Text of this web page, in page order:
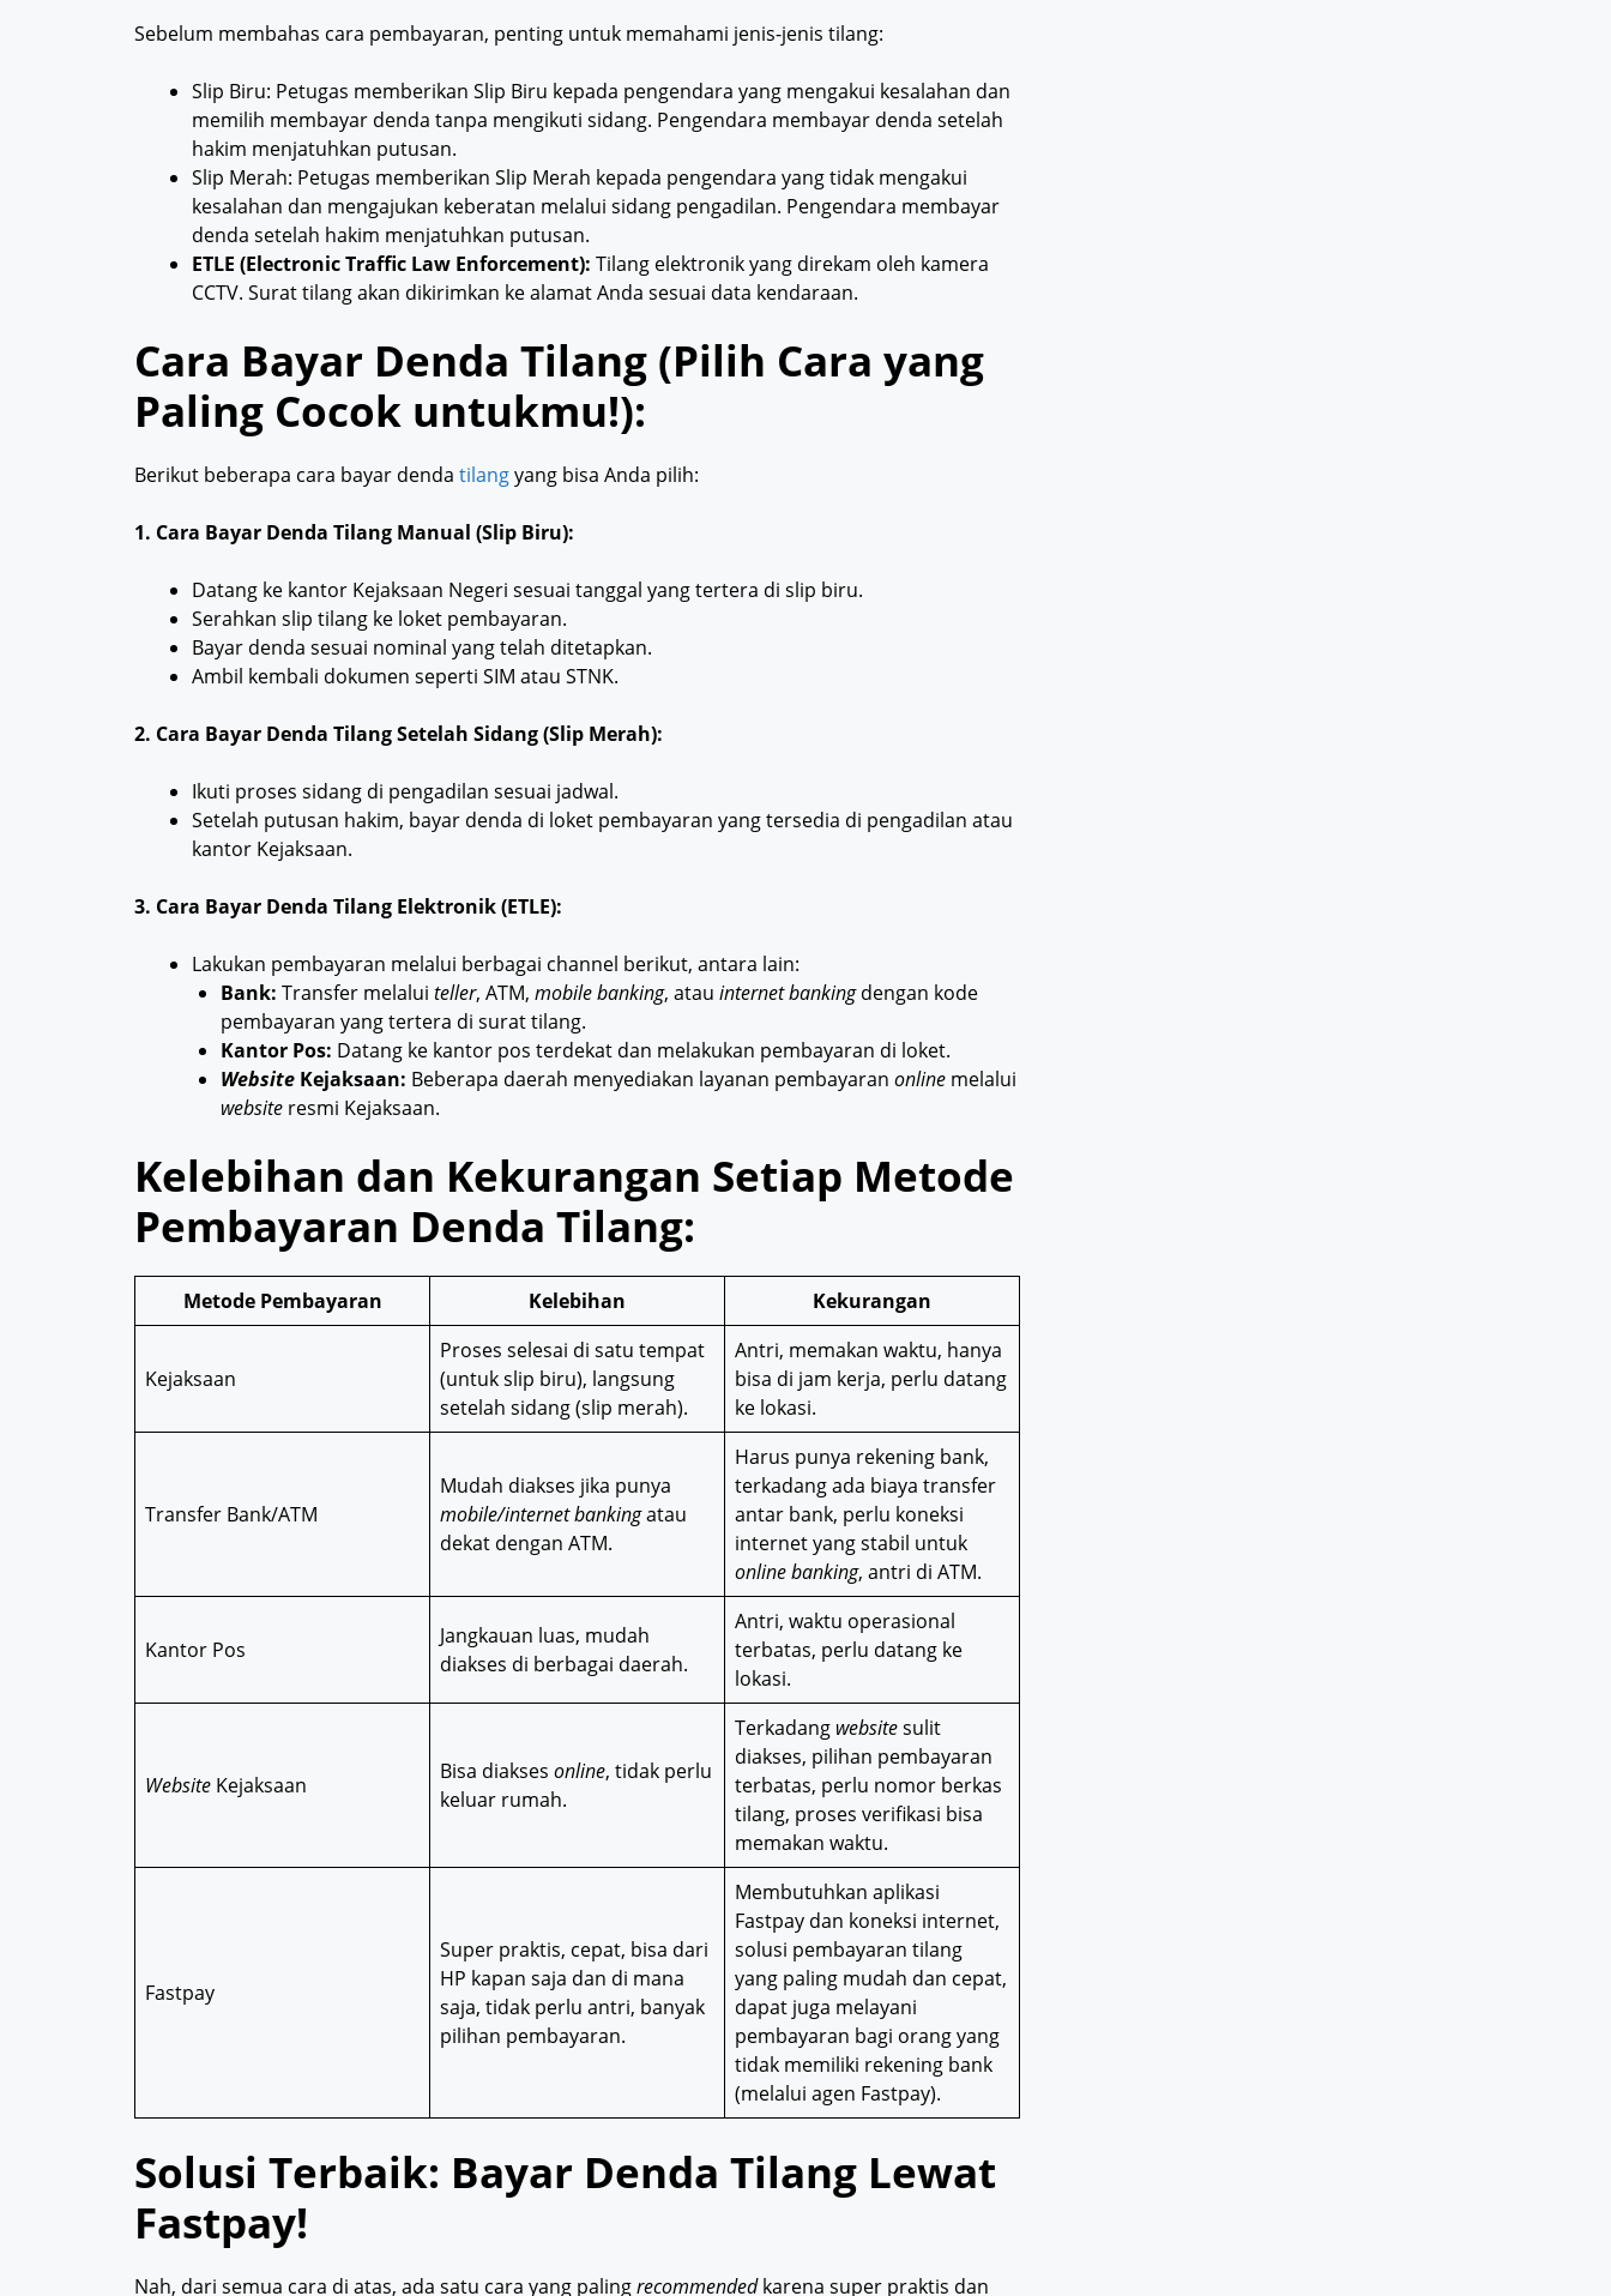
Sebelum membahas cara pembayaran, penting untuk memahami jenis-jenis tilang:
Slip Biru: Petugas memberikan Slip Biru kepada pengendara yang mengakui kesalahan dan
memilih membayar denda tanpa mengikuti sidang. Pengendara membayar denda setelah
hakim menjatuhkan putusan.
Slip Merah: Petugas memberikan Slip Merah kepada pengendara yang tidak mengakui
kesalahan dan mengajukan keberatan melalui sidang pengadilan. Pengendara membayar
denda setelah hakim menjatuhkan putusan.
ETLE (Electronic Traffic Law Enforcement): Tilang elektronik yang direkam oleh kamera
CCTV. Surat tilang akan dikirimkan ke alamat Anda sesuai data kendaraan.
Cara Bayar Denda Tilang (Pilih Cara yang
Paling Cocok untukmu!):
Berikut beberapa cara bayar denda tilangyang bisa Anda pilih:
1. Cara Bayar Denda Tilang Manual (Slip Biru):
Datang ke kantor Kejaksaan Negeri sesuai tanggal yang tertera di slip biru.
Serahkan slip tilang ke loket pembayaran.
Bayar denda sesuai nominal yang telah ditetapkan.
Ambil kembali dokumen seperti SIM atau STNK.
2. Cara Bayar Denda Tilang Setelah Sidang (Slip Merah):
Ikuti proses sidang di pengadilan sesuai jadwal.
Setelah putusan hakim, bayar denda di loket pembayaran yang tersedia di pengadilan atau
kantor Kejaksaan.
3. Cara Bayar Denda Tilang Elektronik (ETLE):
Lakukan pembayaran melalui berbagai channel berikut, antara lain:
Bank: Transfer melalui teller, ATM, mobile banking, atau internet bankingdengan kode
pembayaran yang tertera di surat tilang.
Kantor Pos: Datang ke kantor pos terdekat dan melakukan pembayaran di loket.
Website Kejaksaan: Beberapa daerah menyediakan layanan pembayaran online melalui
website resmi Kejaksaan.
Kelebihan dan Kekurangan Setiap Metode
Pembayaran Denda Tilang:
Metode Pembayaran Kelebihan Kekurangan
Kejaksaan
Proses selesai di satu tempat
(untuk slip biru), langsung
setelah sidang (slip merah).
Antri, memakan waktu, hanya
bisa di jam kerja, perlu datang
ke lokasi.
Transfer Bank/ATM
Mudah diakses jika punya
mobile/internet bankingatau
dekat dengan ATM.
Harus punya rekening bank,
terkadang ada biaya transfer
antar bank, perlu koneksi
internet yang stabil untuk
online banking, antri di ATM.
Kantor Pos
Jangkauan luas, mudah
diakses di berbagai daerah.
Antri, waktu operasional
terbatas, perlu datang ke
lokasi.
Website Kejaksaan
Bisa diakses online, tidak perlu
keluar rumah.
Terkadang websitesulit
diakses, pilihan pembayaran
terbatas, perlu nomor berkas
tilang, proses verifikasi bisa
memakan waktu.
Fastpay
Super praktis, cepat, bisa dari
HP kapan saja dan di mana
saja, tidak perlu antri, banyak
pilihan pembayaran.
Membutuhkan aplikasi
Fastpay dan koneksi internet,
solusi pembayaran tilang
yang paling mudah dan cepat,
dapat juga melayani
pembayaran bagi orang yang
tidak memiliki rekening bank
(melalui agen Fastpay).
Solusi Terbaik: Bayar Denda Tilang Lewat
Fastpay!
Nah, dari semua cara di atas, ada satu cara yang palingrecommendedkarena super praktis dan